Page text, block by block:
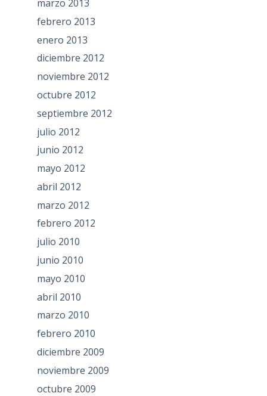
marzo 2013
febrero 2013
enero 2013
diciembre 2012
noviembre 2012
octubre 2012
septiembre 2012
julio 2012
junio 2012
mayo 2012
abril 2012
marzo 2012
febrero 2012
julio 2010
junio 2010
mayo 2010
abril 2010
marzo 2010
febrero 2010
diciembre 2009
noviembre 2009
octubre 2009